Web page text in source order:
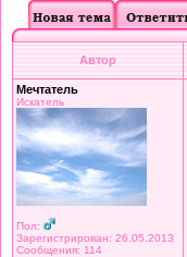
Автор
Мечтатель
Искатель
Пол:
Зарегистрирован: 26.05.2013
Сообщения: 114